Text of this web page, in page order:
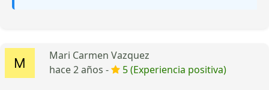
Mari Carmen Vazquez
hace 2 años -
5 (Experiencia positiva)